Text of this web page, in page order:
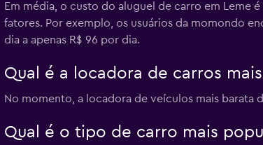
National
1 agência
Em média, o custo do aluguel de carro em Leme
fatores. Por exemplo, os usuários da momondo
dia a apenas R$ 96 por dia.
Qual é a locadora de carros
No momento, a locadora de veículos mais barata
Qual é o tipo de carro mais